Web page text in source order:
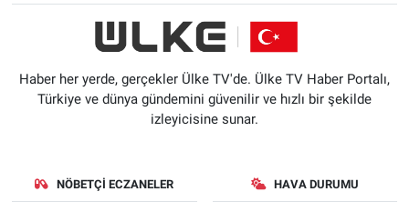
Haber her yerde, gerçekler Ülke TV'de. Ülke TV Haber Portalı,
Türkiye ve dünya gündemini güvenilir ve hızlı bir şekilde
izleyicisine sunar.
NÖBETÇI ECZANELER HAVA DURUMU